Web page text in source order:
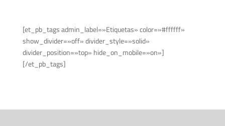
[et_pb_tags admin_label=»Etiquetas» color=»#ffffff»
show_divider=»off» divider_style=»solid»
divider_position=»top» hide_on_mobile=»on»]
[/et_pb_tags]